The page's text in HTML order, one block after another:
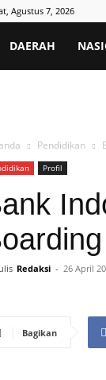
Agustus 7, 2026
Poros
DAERAH
Pendidikan
Profil
Redaksi - 26 April
Bagikan